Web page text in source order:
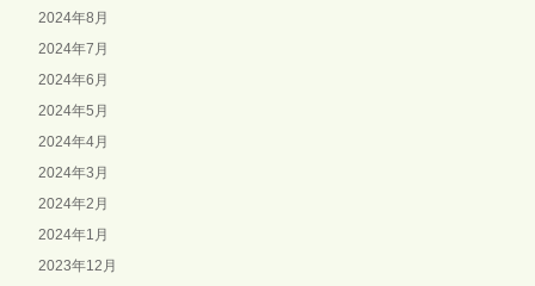
2024年8月
2024年7月
2024年6月
2024年5月
2024年4月
2024年3月
2024年2月
2024年1月
2023年12月